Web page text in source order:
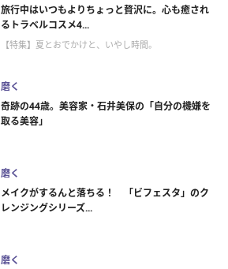
旅行中はいつもよりちょっと贅沢に。心も癒され
るトラベルコスメ4...
【特集】夏とおでかけと、いやし時間。
磨く
奇跡の44歳。美容家・石井美保の「自分の機嫌を
取る美容」
磨く
メイクがするんと落ちる！ 「ビフェスタ」のク
レンジングシリーズ...
磨く